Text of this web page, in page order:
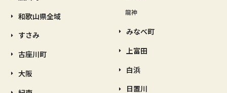
和歌山県全域
すさみ
古座川町
大阪
龍神
みなべ町
上富田
白浜
日置川